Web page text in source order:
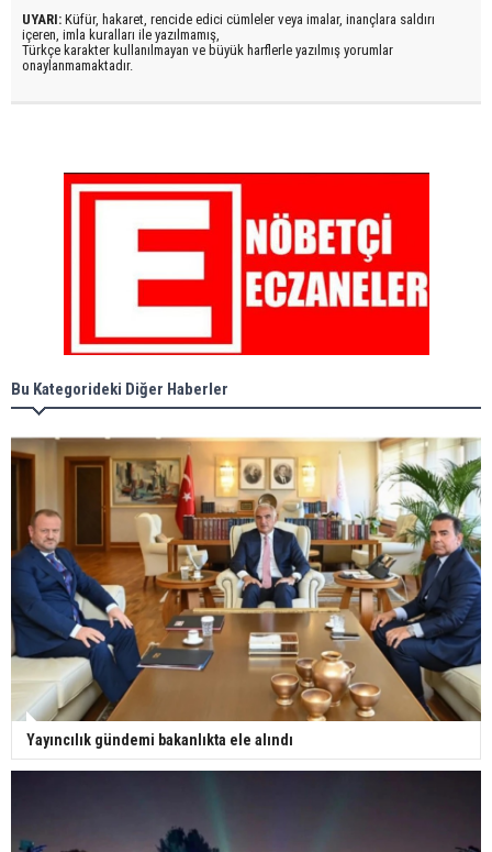
UYARI: Küfür, hakaret, rencide edici cümleler veya imalar, inançlara saldırı
içeren, imla kuralları ile yazılmamış,
Türkçe karakter kullanılmayan ve büyük harflerle yazılmış yorumlar
onaylanmamaktadır.
Bu Kategorideki Diğer Haberler
Yayıncılık gündemi bakanlıkta ele alındı